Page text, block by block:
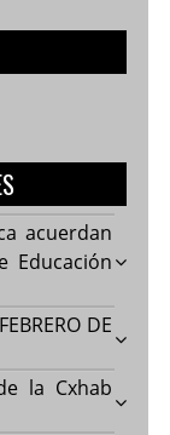
acuerdan
Educación
DE
la Cxhab